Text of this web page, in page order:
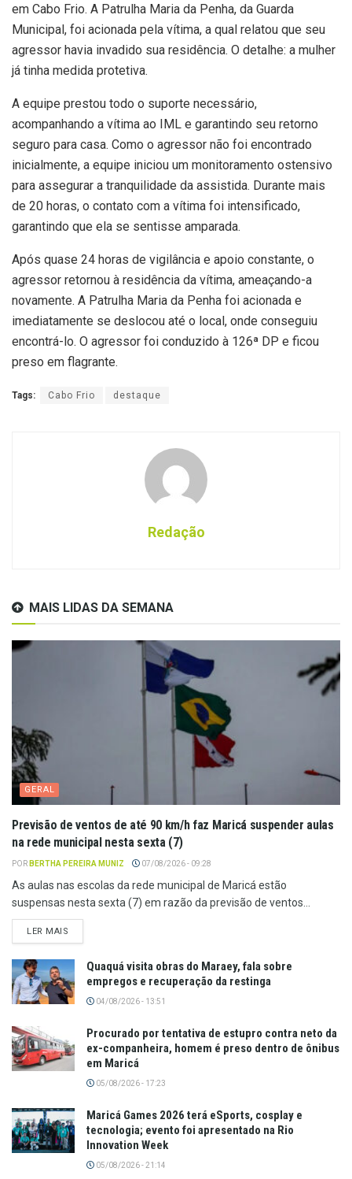
em Cabo Frio. A Patrulha Maria da Penha, da Guarda
Municipal, foi acionada pela vítima, a qual relatou que seu
agressor havia invadido sua residência. O detalhe: a mulher
já tinha medida protetiva.
A equipe prestou todo o suporte necessário,
acompanhando a vítima ao IML e garantindo seu retorno
seguro para casa. Como o agressor não foi encontrado
inicialmente, a equipe iniciou um monitoramento ostensivo
para assegurar a tranquilidade da assistida. Durante mais
de 20 horas, o contato com a vítima foi intensificado,
garantindo que ela se sentisse amparada.
Após quase 24 horas de vigilância e apoio constante, o
agressor retornou à residência da vítima, ameaçando-a
novamente. A Patrulha Maria da Penha foi acionada e
imediatamente se deslocou até o local, onde conseguiu
encontrá-lo. O agressor foi conduzido à 126ª DP e ficou
preso em flagrante.
Tags: Cabo Frio destaque
Redação
MAIS LIDAS DA SEMANA
GERAL
Previsão de ventos de até 90 km/h faz Maricá suspender aulas
na rede municipal nesta sexta (7)
POR BERTHA PEREIRA MUNIZ 07/08/2026 - 09:28
As aulas nas escolas da rede municipal de Maricá estão
suspensas nesta sexta (7) em razão da previsão de ventos...
LER MAIS
Quaquá visita obras do Maraey, fala sobre
empregos e recuperação da restinga
04/08/2026 - 13:51
Procurado por tentativa de estupro contra neto da
ex-companheira, homem é preso dentro de ônibus
em Maricá
05/08/2026 - 17:23
Maricá Games 2026 terá eSports, cosplay e
tecnologia; evento foi apresentado na Rio
Innovation Week
05/08/2026 - 21:14